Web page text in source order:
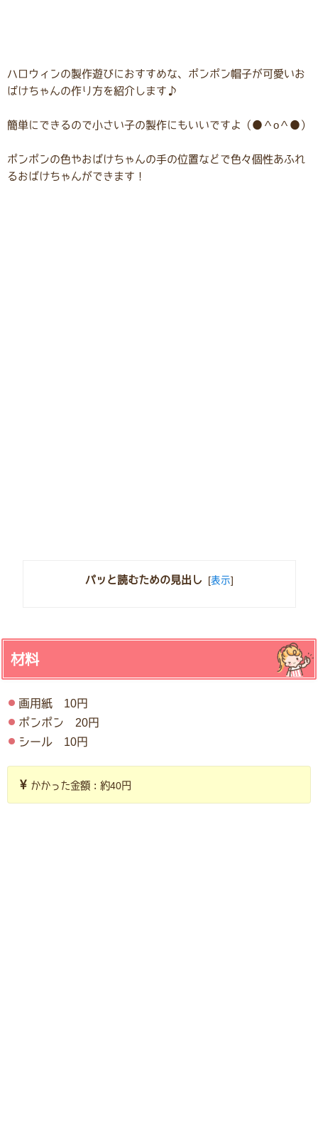
ハロウィンの製作遊びにおすすめな、ポンポン帽子が可愛いお
ばけちゃんの作り方を紹介します♪
簡単にできるので小さい子の製作にもいいですよ（●＾o＾●）
ポンポンの色やおばけちゃんの手の位置などで色々個性あふれ
るおばけちゃんができます！
パッと読むための見出し [表示]
材料
画用紙 10円
ポンポン 20円
シール 10円
かかった金額：約40円